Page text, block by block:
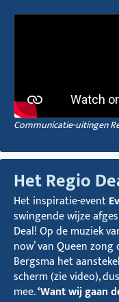
Communicatie-uitingen
Het Regio
Het inspiratie-event
swingende wijze
Deal! Op de muziek
now’ van Queen
Bergsma het
scherm (zie video),
mee.‘Want wij gaan